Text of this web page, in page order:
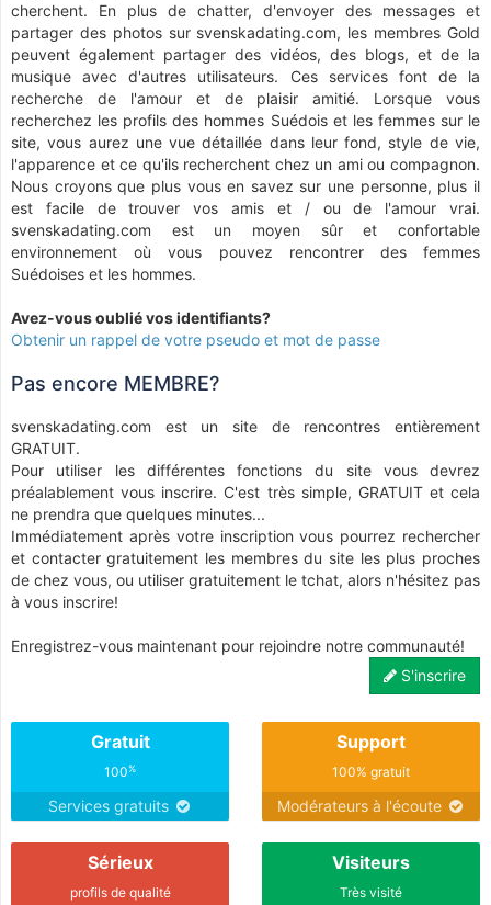
cherchent. En plus de chatter, d'envoyer des messages et
partager des photos sur svenskadating.com, les membres Gold
peuvent également partager des vidéos, des blogs, et de la
musique avec d'autres utilisateurs. Ces services font de la
recherche de l'amour et de plaisir amitié. Lorsque vous
recherchez les profils des hommes Suédois et les femmes sur le
site, vous aurez une vue détaillée dans leur fond, style de vie,
l'apparence et ce qu'ils recherchent chez un ami ou compagnon.
Nous croyons que plus vous en savez sur une personne, plus il
est facile de trouver vos amis et / ou de l'amour vrai.
svenskadating.com est un moyen sûr et confortable
environnement où vous pouvez rencontrer des femmes
Suédoises et les hommes.
Avez-vous oublié vos identifiants?
Obtenir un rappel de votre pseudo et mot de passe
Pas encore MEMBRE?
svenskadating.com est un site de rencontres entièrement
GRATUIT.
Pour utiliser les différentes fonctions du site vous devrez
préalablement vous inscrire. C'est très simple, GRATUIT et cela
ne prendra que quelques minutes...
Immédiatement après votre inscription vous pourrez rechercher
et contacter gratuitement les membres du site les plus proches
de chez vous, ou utiliser gratuitement le tchat, alors n'hésitez pas
à vous inscrire!
Enregistrez-vous maintenant pour rejoindre notre communauté!
S'inscrire
Gratuit
100%
Services gratuits
Support
100% gratuit
Modérateurs à l'écoute
Sérieux
profils de qualité
Visiteurs
Très visité